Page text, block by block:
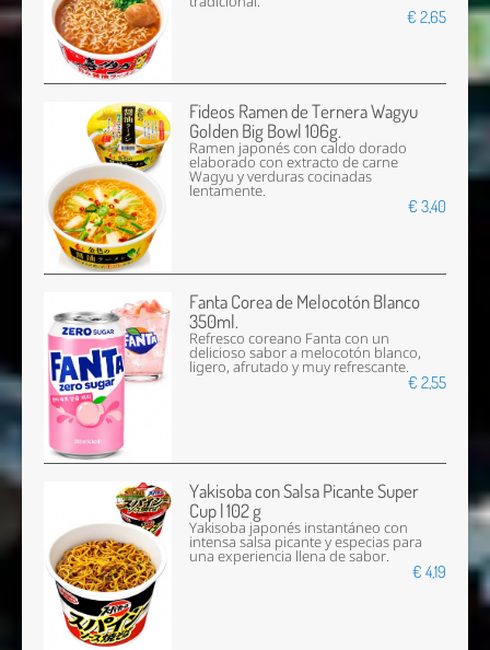
€ 2,65
Fideos Ramen de Ternera Wagyu
Golden Big Bowl 106g.
Ramen japonés con caldo dorado
elaborado con extracto de carne
Wagyu y verduras cocinadas
lentamente.
€ 3,40
Fanta Corea de Melocotón Blanco
350ml.
Refresco coreano Fanta con un
delicioso sabor a melocotón blanco,
ligero, afrutado y muy refrescante.
€ 2,55
Yakisoba con Salsa Picante Super
Cup | 102 g
Yakisoba japonés instantáneo con
intensa salsa picante y especias para
una experiencia llena de sabor.
€ 4,19